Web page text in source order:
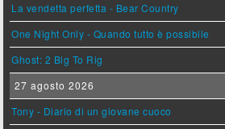
La vendetta perfetta - Bear Country
One Night Only - Quando tutto è possibile
Ghost: 2 Big To Rig
27 agosto 2026
Tony - Diario di un giovane cuoco